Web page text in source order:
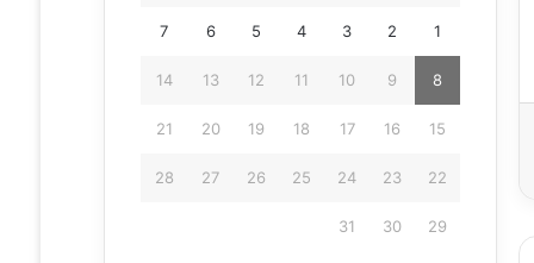
1
2
3
4
5
6
7
8
9
10
11
12
13
14
15
16
17
18
19
20
21
22
23
24
25
26
27
28
29
30
31